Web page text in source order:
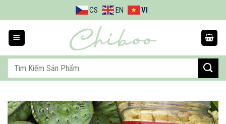
qua
dung
CS EN VI
Tìm